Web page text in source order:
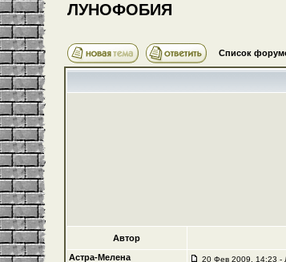
ЛУНОФОБИЯ
Список
Автор
Астра-Мелена
20 Фев 2009, 14:23